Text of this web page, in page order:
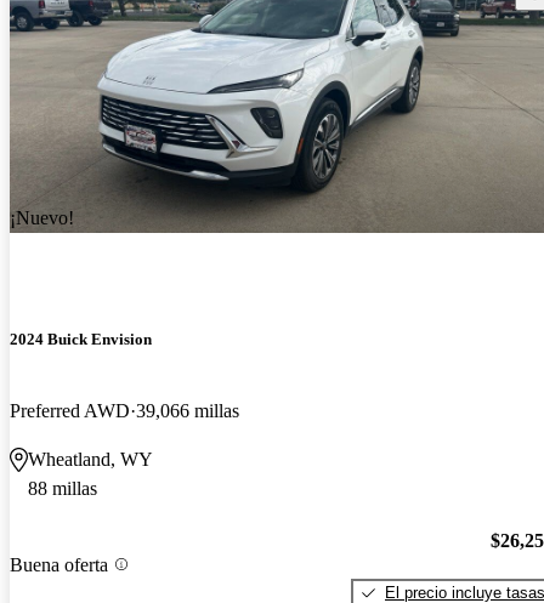
¡Nuevo!
2024 Buick Envision
Preferred AWD 39,066 millas
Wheatland, WY
88 millas
Buena oferta
El precio incluye tasas